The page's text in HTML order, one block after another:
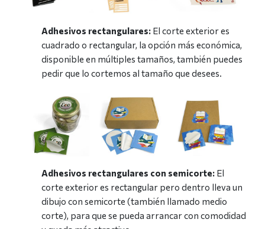
Adhesivos rectangulares: El corte exterior es
cuadrado o rectangular, la opción más económica,
disponible en múltiples tamaños, también puedes
pedir que lo cortemos al tamaño que desees.
Adhesivos rectangulares con semicorte: El
corte exterior es rectangular pero dentro lleva un
dibujo con semicorte (también llamado medio
corte), para que se pueda arrancar con comodidad